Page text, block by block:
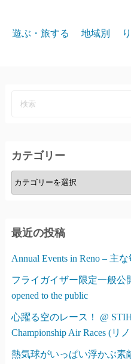
遊ぶ・旅する 地域別
タホー湖
カテゴリー
カ
テ
ー
最近の投稿
Annual Events in Reno – 主
フライガイザー限定一般公
opened to the public
心躍る空のレース！ @
Championship Air Races (リ
熱気球がいっぱい浮かぶ素